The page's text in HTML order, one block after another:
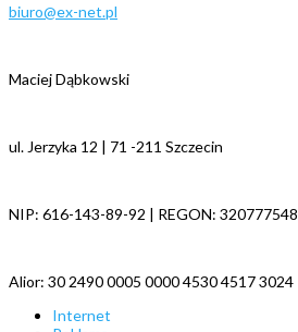
biuro@ex-net.pl
Maciej Dąbkowski
ul. Jerzyka 12 | 71 -211 Szczecin
NIP: 616-143-89-92 | REGON: 320777548
Alior: 30 2490 0005 0000 4530 4517 3024
Internet